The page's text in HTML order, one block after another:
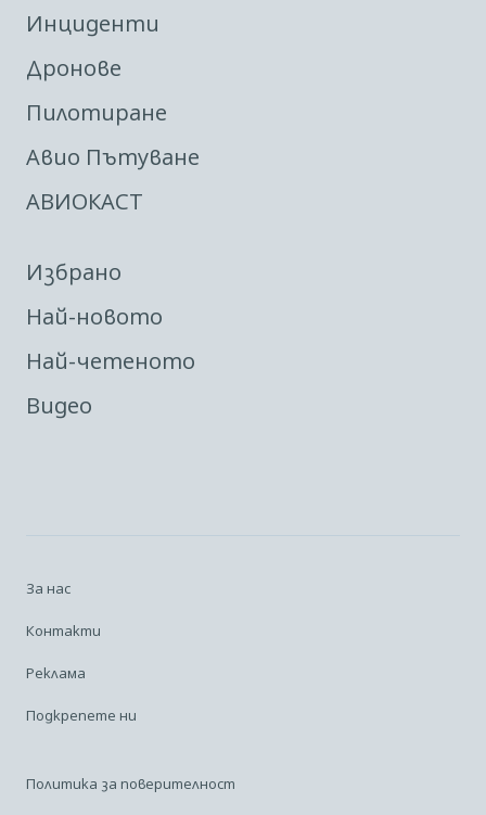
Инциденти
Дронове
Пилотиране
Авио Пътуване
АВИОКАСТ
Избрано
Най-новото
Най-четеното
Видео
За нас
Контакти
Реклама
Подкрепете ни
Политика за поверителност